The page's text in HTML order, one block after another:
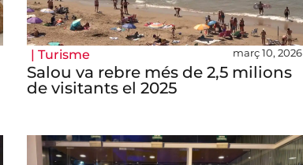
| Turisme març 10, 2026
Salou va rebre més de 2,5 milions
de visitants el 2025